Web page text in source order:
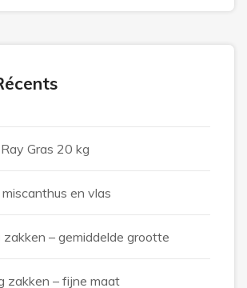
Gras 20 kg
en vlas
zakken – gemiddelde grootte
zakken – fijne maat